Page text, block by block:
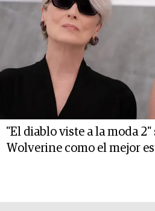
"El diablo viste a la moda
Wolverine como el mejor